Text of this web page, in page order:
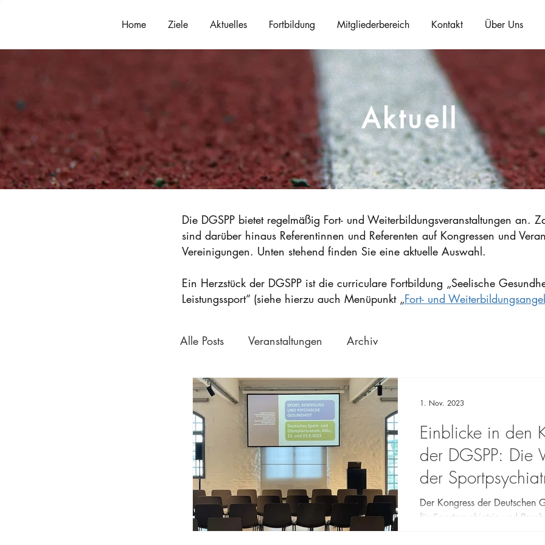
Home Ziele Aktuelles Fortbildung Mitgliederbereich Kontakt Über Uns
Aktuell
Die DGSPP bietet regelmäßig Fort- und Weiterbildungsveranstaltungen an.
sind darüber hinaus Referentinnen und Referenten auf Kongressen und
Vereinigungen. Unten stehend finden Sie eine aktuelle Auswahl.
Ein Herzstück der DGSPP ist die curriculare Fortbildung „Seelische
Leistungssport“ (siehe hierzu auch Menüpunkt „Fort- und
Alle Posts Veranstaltungen Archiv
Einblicke in den
der DGSPP: Die
der
psychotherapie
Der Kongress der Deutschen
für Sportpsychiatrie und
1. Nov. 2023